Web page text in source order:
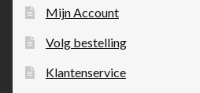
Mijn Account
Volg bestelling
Klantenservice